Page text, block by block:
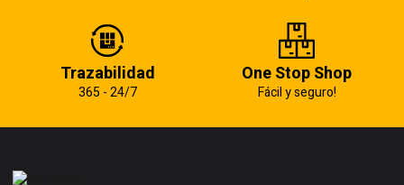
Trazabilidad
365 - 24/7
One Stop Shop
Fácil y seguro!